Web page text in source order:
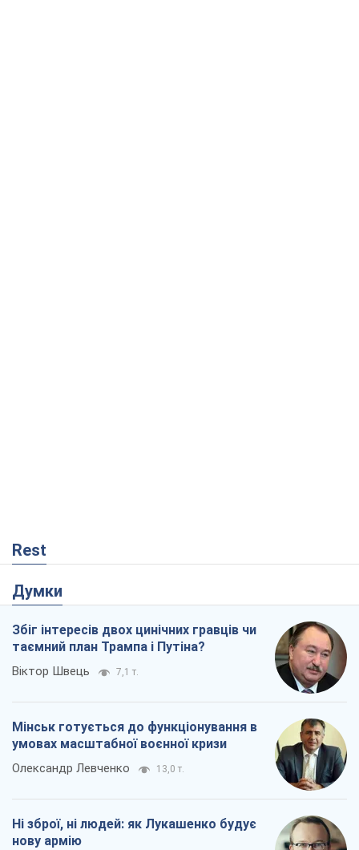
Rest
Думки
Збіг інтересів двох цинічних гравців чи
таємний план Трампа і Путіна?
Віктор Швець 7,1 т.
Мінськ готується до функціонування в
умовах масштабної воєнної кризи
Олександр Левченко 13,0 т.
Ні зброї, ні людей: як Лукашенко будує
нову армію